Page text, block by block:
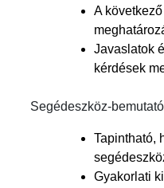
A
Javaslatok
kérdések
Segédeszköz-
Tapintható,
Gyakorlati